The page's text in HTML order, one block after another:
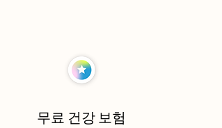
무료 건강 보험